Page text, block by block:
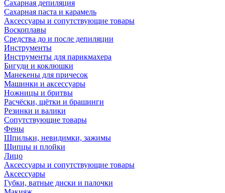
Сахарная депиляция
Сахарная паста и карамель
Аксессуары и сопутствующие товары
Воскоплавы
Средства до и после депиляции
Инструменты
Инструменты для парикмахера
Бигуди и коклюшки
Манекены для причесок
Машинки и аксессуары
Ножницы и бритвы
Расчёски, щётки и брашинги
Резинки и валики
Сопутствующие товары
Фены
Шпильки, невидимки, зажимы
Щипцы и плойки
Лицо
Аксессуары и сопутствующие товары
Аксессуары
Губки, ватные диски и палочки